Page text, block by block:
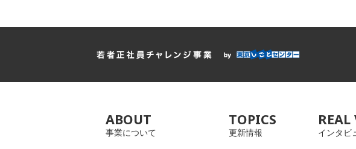
ABOUT
事業について
TOPICS
更新情報
REAL
インタビ